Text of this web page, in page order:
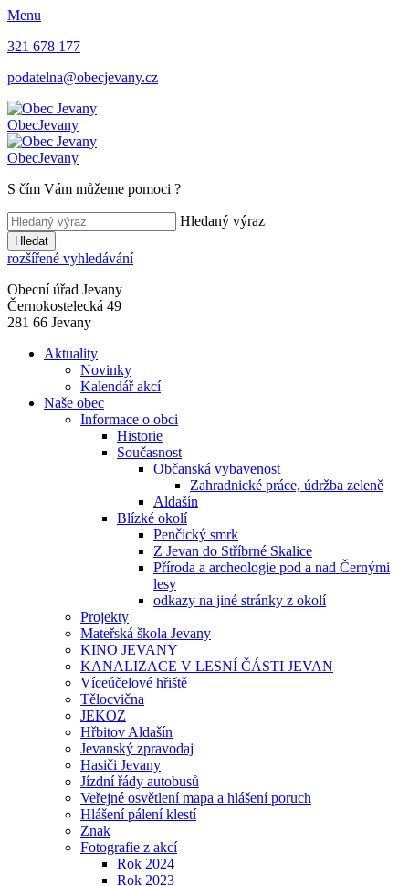
Menu
321 678 177
podatelna@obecjevany.cz
ObecJevany
ObecJevany
S čím Vám můžeme pomoci ?
Hledaný výraz
Hledat
rozšířené vyhledávání
Obecní úřad Jevany
Černokostelecká 49
281 66 Jevany
Aktuality
Novinky
Kalendář akcí
Naše obec
Informace o obci
Historie
Současnost
Občanská vybavenost
Zahradnické práce, údržba zeleně
Aldašín
Blízké okolí
Penčický smrk
Z Jevan do Stříbrné Skalice
Příroda a archeologie pod a nad Černými
lesy
odkazy na jiné stránky z okolí
Projekty
Mateřská škola Jevany
KINO JEVANY
KANALIZACE V LESNÍ ČÁSTI JEVAN
Víceúčelové hřiště
Tělocvična
JEKOZ
Hřbitov Aldašín
Jevanský zpravodaj
Hasiči Jevany
Jízdní řády autobusů
Veřejné osvětlení mapa a hlášení poruch
Hlášení pálení klestí
Znak
Fotografie z akcí
Rok 2024
Rok 2023